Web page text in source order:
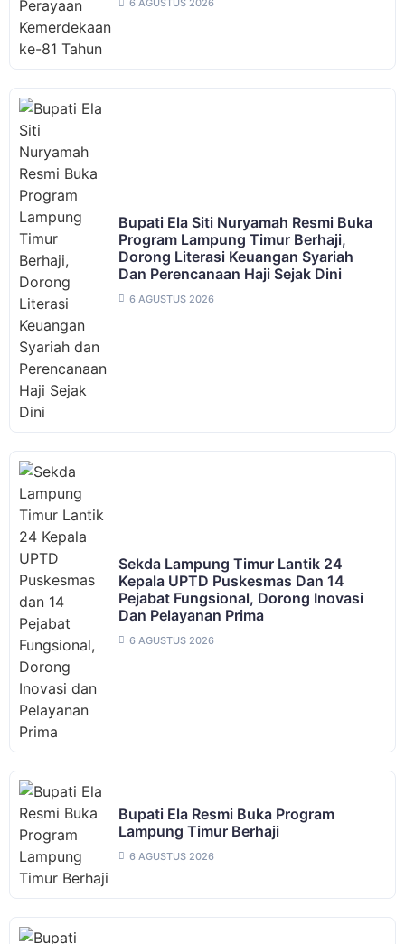
6 AGUSTUS 2026
Bupati Ela Siti Nuryamah Resmi Buka
Program Lampung Timur Berhaji,
Dorong Literasi Keuangan Syariah
Dan Perencanaan Haji Sejak Dini
6 AGUSTUS 2026
‎Sekda Lampung Timur Lantik 24
Kepala UPTD Puskesmas Dan 14
Pejabat Fungsional, Dorong Inovasi
Dan Pelayanan Prima ‎
6 AGUSTUS 2026
Bupati Ela Resmi Buka Program
Lampung Timur Berhaji
6 AGUSTUS 2026